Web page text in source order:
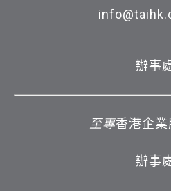
辦事
至專香港企
辦事